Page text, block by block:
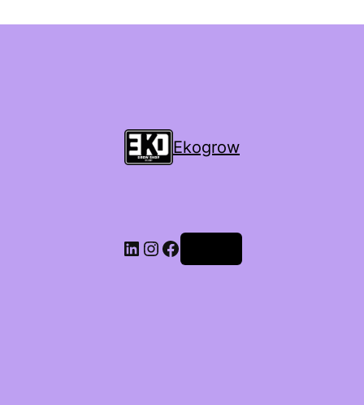
Ekogrow